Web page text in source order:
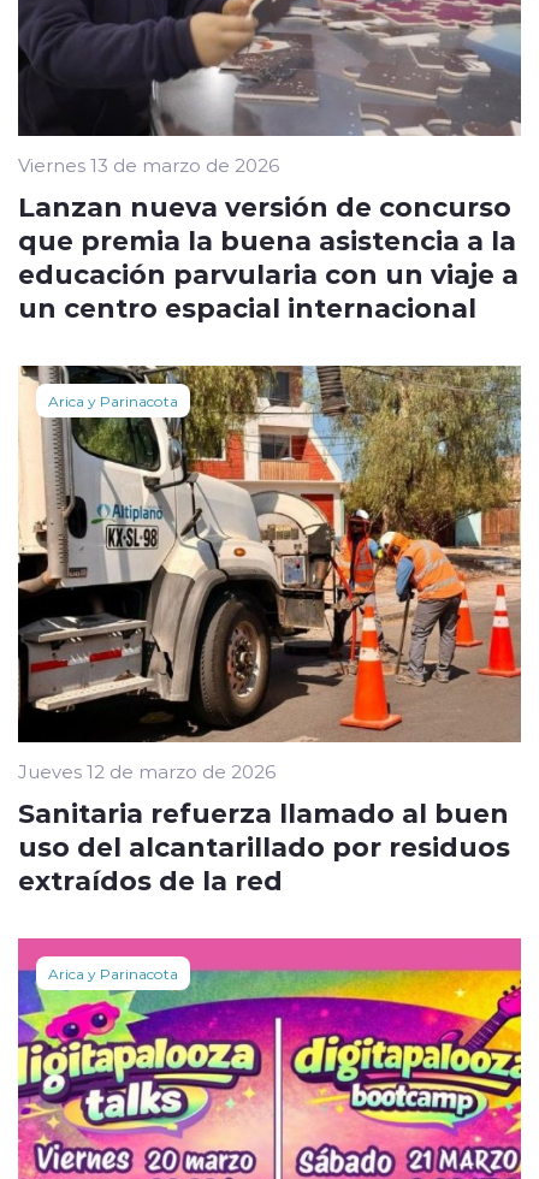
Viernes 13 de marzo de 2026
Lanzan nueva versión de concurso
que premia la buena asistencia a la
educación parvularia con un viaje a
un centro espacial internacional
Arica y Parinacota
Jueves 12 de marzo de 2026
Sanitaria refuerza llamado al buen
uso del alcantarillado por residuos
extraídos de la red
Arica y Parinacota